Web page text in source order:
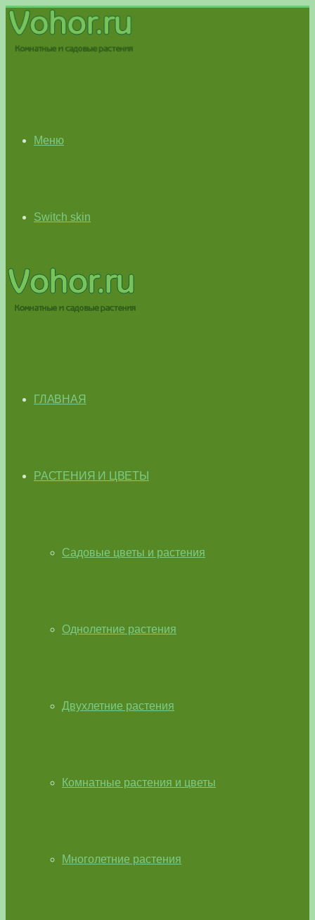
Меню
Switch skin
ГЛАВНАЯ
РАСТЕНИЯ И ЦВЕТЫ
Садовые цветы и растения
Однолетние растения
Двухлетние растения
Комнатные растения и цветы
Многолетние растения